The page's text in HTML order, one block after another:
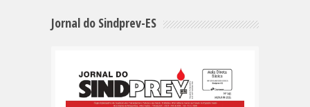
Jornal do Sindprev-ES